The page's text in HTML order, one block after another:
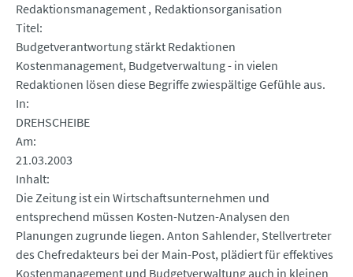
Redaktionsmanagement Redaktionsorganisation
Titel
Budgetverantwortung stärkt Redaktionen
Kostenmanagement, Budgetverwaltung - in vielen
Redaktionen lösen diese Begriffe zwiespältige Gefühle aus.
In
DREHSCHEIBE
Am
21.03.2003
Inhalt
Die Zeitung ist ein Wirtschaftsunternehmen und
entsprechend müssen Kosten-Nutzen-Analysen den
Planungen zugrunde liegen. Anton Sahlender, Stellvertreter
des Chefredakteurs bei der Main-Post, plädiert für effektives
Kostenmanagement und Budgetverwaltung auch in kleinen